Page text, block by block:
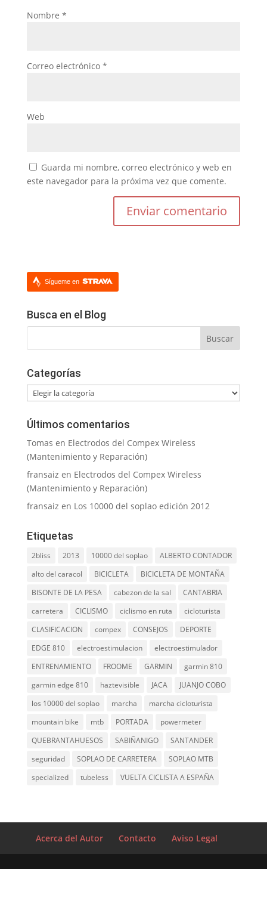
Nombre *
Correo electrónico *
Web
Guarda mi nombre, correo electrónico y web en
este navegador para la próxima vez que comente.
Sígueme en
Busca en el Blog
Categorías
Categorías
Últimos comentarios
Tomas en Electrodos del Compex Wireless
(Mantenimiento y Reparación)
fransaiz en Electrodos del Compex Wireless
(Mantenimiento y Reparación)
fransaiz en Los 10000 del soplao edición 2012
Etiquetas
2bliss 2013 10000 del soplao
ALBERTO CONTADOR
alto del caracol
BICICLETA
BICICLETA DE MONTAÑA
BISONTE DE LA PESA
cabezon de la sal
CANTABRIA
carretera
CICLISMO ciclismo en ruta
cicloturista
CLASIFICACION
compex CONSEJOS
DEPORTE
EDGE 810
electroestimulacion
electroestimulador
ENTRENAMIENTO
FROOME GARMIN
garmin 810
garmin edge 810
haztevisible JACA
JUANJO COBO
los 10000 del soplao
marcha
marcha cicloturista
mountain bike
mtb PORTADA
powermeter
QUEBRANTAHUESOS
SABIÑANIGO
SANTANDER
seguridad
SOPLAO DE CARRETERA
SOPLAO MTB
specialized
tubeless VUELTA CICLISTA A ESPAÑA
Acerca del Autor Contacto Aviso Legal